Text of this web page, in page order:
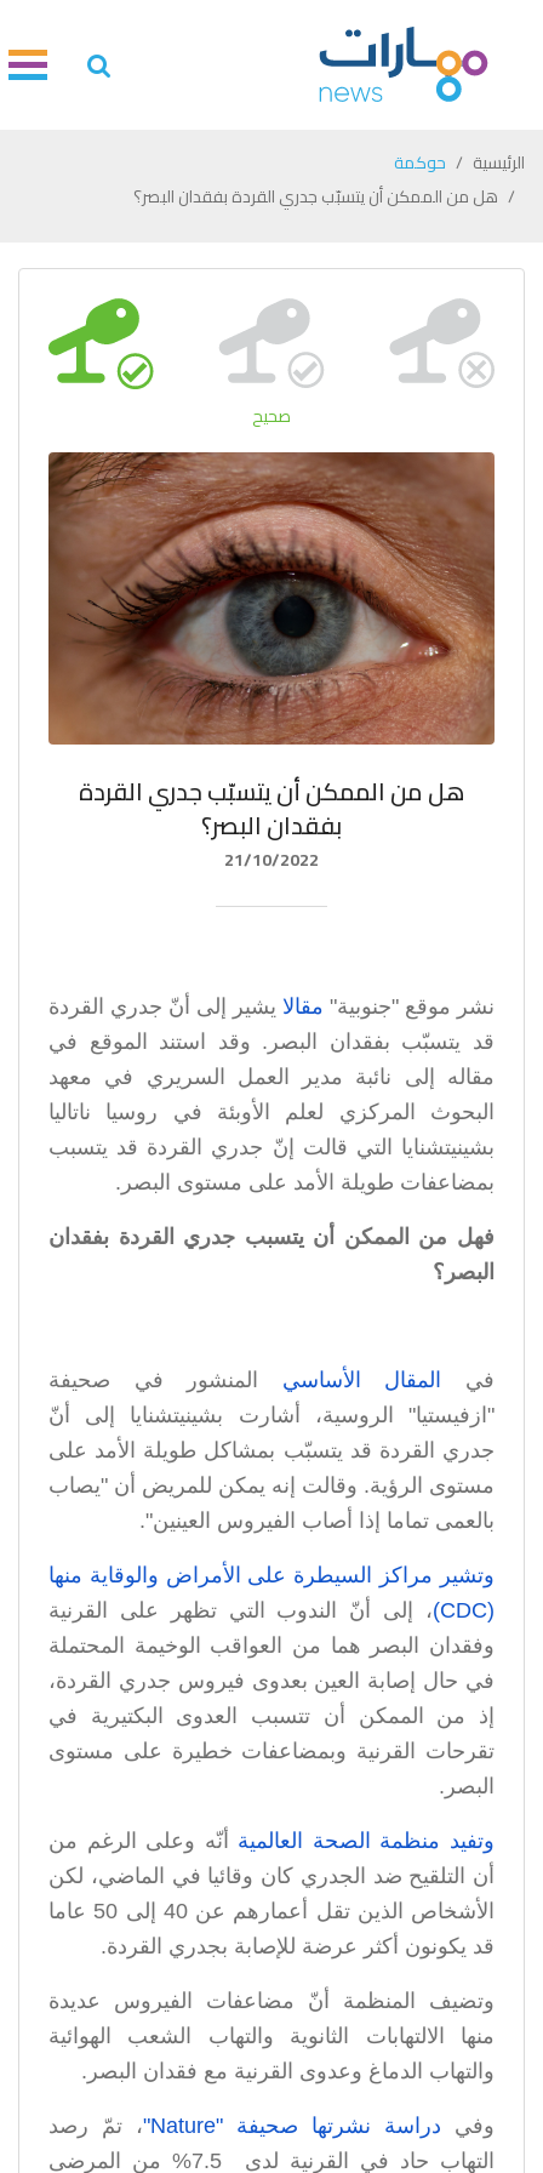
الرئيسية
حوكمة
هل من الممكن أن يتسبّب جدري القردة بفقدان البصر؟
صحيح
هل من الممكن أن يتسبّب جدري القردة
بفقدان البصر؟
21/10/2022
نشر موقع "جنوبية" مقالا يشير إلى أنّ جدري القردة
قد يتسبّب بفقدان البصر. وقد استند الموقع في
مقاله إلى نائبة مدير العمل السريري في معهد
البحوث المركزي لعلم الأوبئة في روسيا ناتاليا
بشينيتشنايا التي قالت إنّ جدري القردة قد يتسبب
بمضاعفات طويلة الأمد على مستوى البصر.
فهل من الممكن أن يتسبب جدري القردة بفقدان
البصر؟
في المقال الأساسي المنشور في صحيفة
"ازفيستيا" الروسية، أشارت بشينيتشنايا إلى أنّ
جدري القردة قد يتسبّب بمشاكل طويلة الأمد على
مستوى الرؤية. وقالت إنه يمكن للمريض أن "يصاب
بالعمى تماما إذا أصاب الفيروس العينين".
وتشير مراكز السيطرة على الأمراض والوقاية منها
(CDC)
، إلى أنّ الندوب التي تظهر على القرنية
وفقدان البصر هما من العواقب الوخيمة المحتملة
في حال إصابة العين بعدوى فيروس جدري القردة،
إذ من الممكن أن تتسبب العدوى البكتيرية في
تقرحات القرنية وبمضاعفات خطيرة على مستوى
البصر.
وتفيد منظمة الصحة العالمية أنّه وعلى الرغم من
أن التلقيح ضد الجدري كان وقائيا في الماضي، لكن
الأشخاص الذين تقل أعمارهم عن 40 إلى 50 عاما
قد يكونون أكثر عرضة للإصابة بجدري القردة.
وتضيف المنظمة أنّ مضاعفات الفيروس عديدة
منها الالتهابات الثانوية والتهاب الشعب الهوائية
والتهاب الدماغ وعدوى القرنية مع فقدان البصر.
وفي دراسة نشرتها صحيفة "Nature"
، تمّ رصد
التهاب حاد في القرنية لدى 7.5% من المرضى